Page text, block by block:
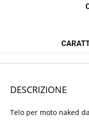
DESCRIZIONE
Telo per moto naked